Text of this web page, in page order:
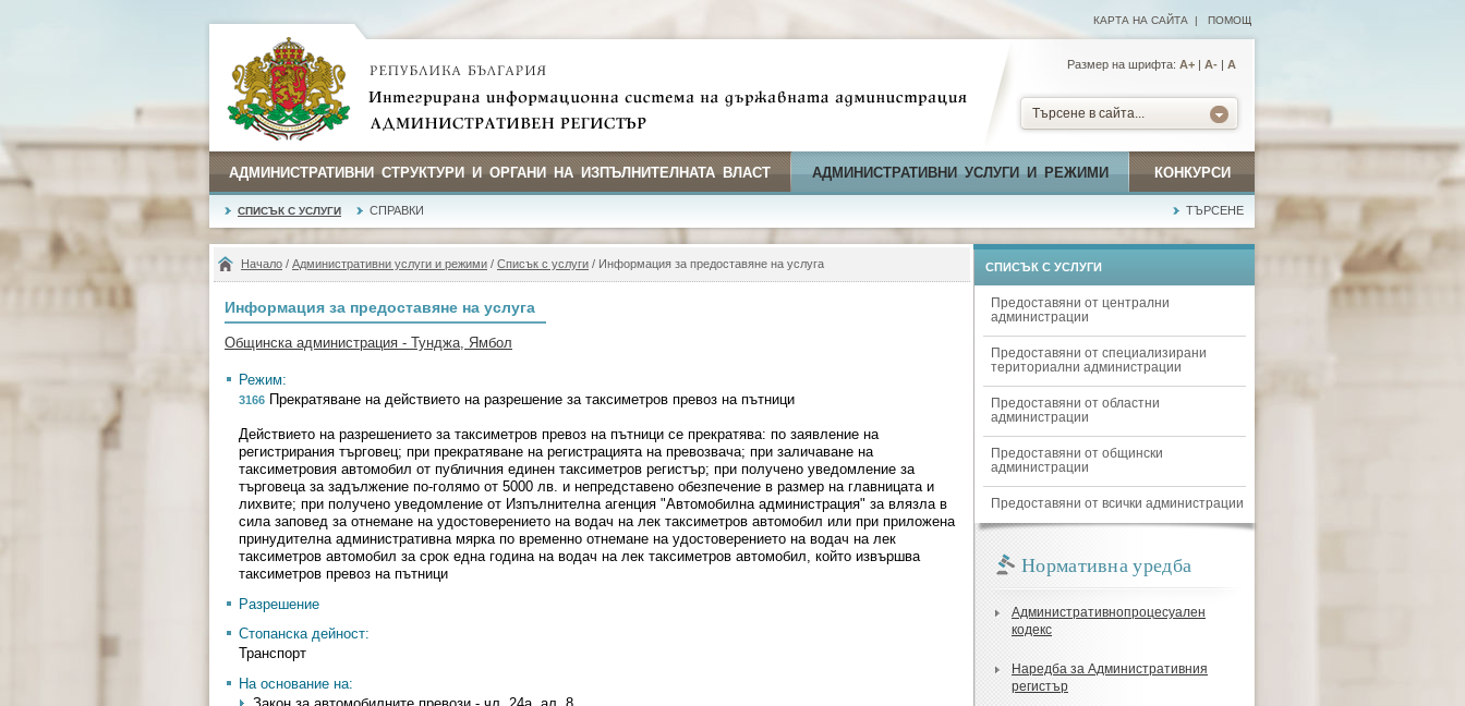
КАРТА НА САЙТА | ПОМОЩ
Размер на шрифта: А+ | A- | A
Търсене в сайта...
АДМИНИСТРАТИВНИ СТРУКТУРИ И ОРГАНИ НА ИЗПЪЛНИТЕЛНАТА ВЛАСТ АДМИНИСТРАТИВНИ УСЛУГИ И РЕЖИМИ КОНКУРСИ
СПИСЪК С УСЛУГИ СПРАВКИ ТЪРСЕНЕ
Начало / Административни услуги и режими / Списък с услуги / Информация за предоставяне на услуга
Информация за предоставяне на услуга
Общинска администрация - Тунджа, Ямбол
Режим:
3166 Прекратяване на действието на разрешение за таксиметров превоз на пътници
Действието на разрешението за таксиметров превоз на пътници се прекратява: по заявление на
регистрирания търговец; при прекратяване на регистрацията на превозвача; при заличаване на
таксиметровия автомобил от публичния единен таксиметров регистър; при получено уведомление за
търговеца за задължение по-голямо от 5000 лв. и непредставено обезпечение в размер на главницата и
лихвите; при получено уведомление от Изпълнителна агенция "Автомобилна администрация" за влязла в
сила заповед за отнемане на удостоверението на водач на лек таксиметров автомобил или при приложена
принудителна административна мярка по временно отнемане на удостоверението на водач на лек
таксиметров автомобил за срок една година на водач на лек таксиметров автомобил, който извършва
таксиметров превоз на пътници
Разрешение
Стопанска дейност:
Транспорт
На основание на:
СПИСЪК С УСЛУГИ
Предоставяни от централни
администрации
Предоставяни от специализирани
териториални администрации
Предоставяни от областни
администрации
Предоставяни от общински
администрации
Предоставяни от всички администрации
Нормативна уредба
Административнопроцесуален
кодекс
Наредба за Административния
регистър